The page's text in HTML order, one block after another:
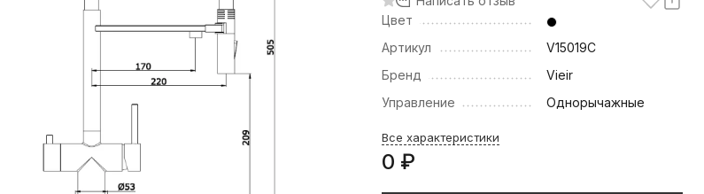
Цвет
Артикул
V15019C
Бренд
Vieir
Управление
Однорычажные
Все характеристики
0 ₽